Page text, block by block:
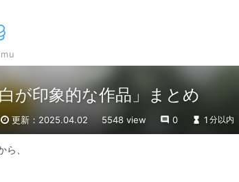
が印象的な作品」まとめ
更新：2025.04.02 5548 view 0 1 分以内
、